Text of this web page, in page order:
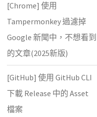
[Chrome] 使用
Tampermonkey 過濾掉
Google 新聞中，不想看到
的文章(2025新版)
[GitHub] 使用 GitHub CLI
下載 Release 中的 Asset
檔案